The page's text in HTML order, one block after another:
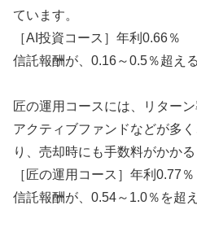
ています。
［AI投資コース］ 年利0.66％
信託報酬が、0.16～0.5％超え
匠の運用コースには、リター
アクティブファンドなどが多
り、売却時にも手数料がかか
［匠の運用コース］ 年利0.77％
信託報酬が、0.54～1.0％を超